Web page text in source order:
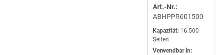
Art.-Nr.:
ABHPPR601500
Kapazität: 16.500
Seiten
Verwendbar in: